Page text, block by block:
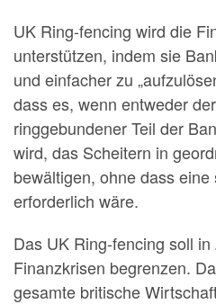
UK Ring-fencing wird die
unterstützen, indem sie
und einfacher zu
dass es, wenn entweder
ringgebundener Teil der
wird, das Scheitern in
bewältigen, ohne dass
erforderlich wäre.
Das UK Ring-fencing soll
Finanzkrisen begrenzen.
gesamte britische